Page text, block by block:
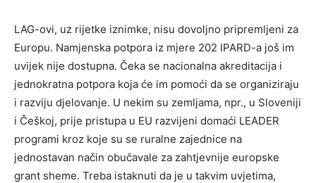
LAG-ovi, uz rijetke iznimke, nisu dovoljno pripremljeni za
Europu. Namjenska potpora iz mjere 202 IPARD-a još im
uvijek nije dostupna. Čeka se nacionalna akreditacija i
jednokratna potpora koja će im pomoći da se organiziraju
i razviju djelovanje. U nekim su zemljama, npr., u Sloveniji
i Češkoj, prije pristupa u EU razvijeni domaći LEADER
programi kroz koje su se ruralne zajednice na
jednostavan način obučavale za zahtjevnije europske
grant sheme. Treba istaknuti da je u takvim uvjetima,